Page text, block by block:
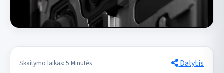
Skaitymo laikas: 5 Minutės Dalytis